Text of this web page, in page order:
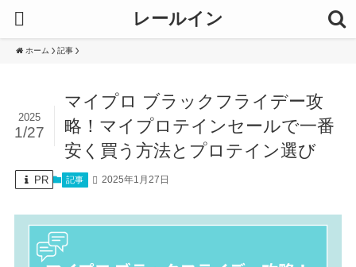
レールイン
ホーム 記事
マイプロ ブラックフライデー攻
略！マイプロテインセールで一番
安く買う方法とプロテイン選び
2025
1/27
PR 記事 2025年1月27日